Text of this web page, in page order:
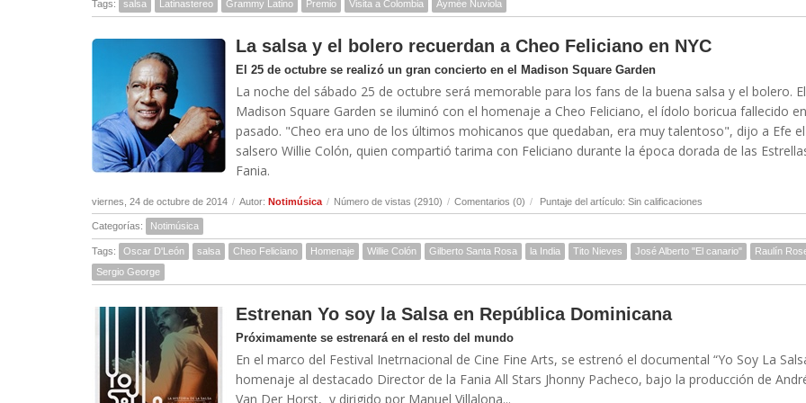
Tags: salsa Latinastereo Grammy Latino Premio Visita a Colombia Aymée Nuviola
La salsa y el bolero recuerdan a Cheo Feliciano en NYC
El 25 de octubre se realizó un gran concierto en el Madison Square Garden
La noche del sábado 25 de octubre será memorable para los fans de la buena salsa y el bolero. El
Madison Square Garden se iluminó con el homenaje a Cheo Feliciano, el ídolo boricua fallecido
pasado. "Cheo era uno de los últimos mohicanos que quedaban, era muy talentoso", dijo a Efe el
salsero Willie Colón, quien compartió tarima con Feliciano durante la época dorada de las
Fania.
viernes, 24 de octubre de 2014 / Autor: Notimúsica / Número de vistas (2910) / Comentarios (0) / Puntaje del artículo: Sin calificaciones
Categorías: Notimúsica
Tags: Oscar D'León salsa Cheo Feliciano Homenaje Willie Colón Gilberto Santa Rosa la India Tito Nieves José Alberto "El canario"
Raulín
Sergio George
Estrenan Yo soy la Salsa en República Dominicana
Próximamente se estrenará en el resto del mundo
En el marco del Festival Inetrnacional de Cine Fine Arts, se estrenó el documental “Yo Soy La
homenaje al destacado Director de la Fania All Stars Jhonny Pacheco, bajo la producción de
Van Der Horst, y dirigido por Manuel Villalona...